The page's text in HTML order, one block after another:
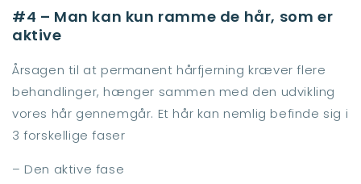
#4 – Man kan kun ramme de hår, som er
aktive
Årsagen til at permanent hårfjerning kræver flere
behandlinger, hænger sammen med den udvikling
vores hår gennemgår. Et hår kan nemlig befinde sig i
3 forskellige faser
– Den aktive fase